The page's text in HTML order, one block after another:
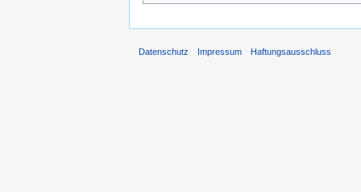
Datenschutz Impressum Haftungsausschluss